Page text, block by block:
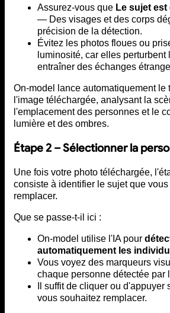
Assurez-vous que Le sujet
— Des visages et des corps
précision de la détection.
Évitez les photos floues ou
luminosité, car elles perturbent
entraîner des échanges
On-model lance automatiquement le
l'image téléchargée, analysant la
l'emplacement des personnes et le
lumière et des ombres.
Étape 2 – Sélectionner la
Une fois votre photo téléchargée,
consiste à identifier le sujet que
remplacer.
Que se passe-t-il ici :
On-model utilise l'IA pour
automatiquement les
Vous voyez des marqueurs
chaque personne détectée par
Il suffit de cliquer ou
vous souhaitez remplacer.